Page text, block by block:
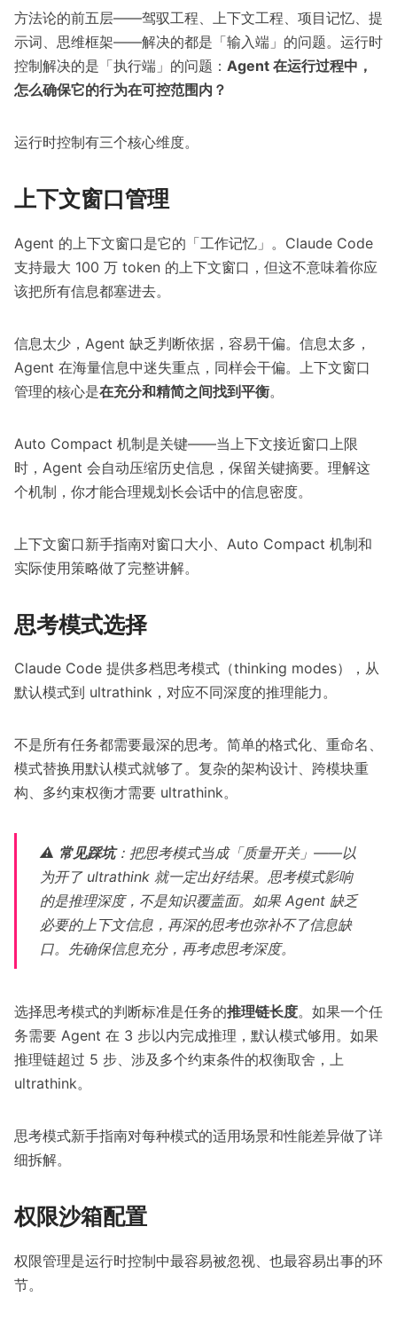
方法论的前五层——驾驭工程、上下文工程、项目记忆、提
示词、思维框架——解决的都是「输入端」的问题。运行时
控制解决的是「执行端」的问题： Agent 在运行过程中，
怎么确保它的行为在可控范围内？
运行时控制有三个核心维度。
上下文窗口管理
Agent 的上下文窗口是它的「工作记忆」。Claude Code
支持最大 100 万 token 的上下文窗口，但这不意味着你应
该把所有信息都塞进去。
信息太少，Agent 缺乏判断依据，容易干偏。信息太多，
Agent 在海量信息中迷失重点，同样会干偏。上下文窗口
管理的核心是在充分和精简之间找到平衡。
Auto Compact 机制是关键——当上下文接近窗口上限
时，Agent 会自动压缩历史信息，保留关键摘要。理解这
个机制，你才能合理规划长会话中的信息密度。
上下文窗口新手指南对窗口大小、Auto Compact 机制和
实际使用策略做了完整讲解。
思考模式选择
Claude Code 提供多档思考模式（thinking modes），从
默认模式到 ultrathink，对应不同深度的推理能力。
不是所有任务都需要最深的思考。简单的格式化、重命名、
模式替换用默认模式就够了。复杂的架构设计、跨模块重
构、多约束权衡才需要 ultrathink。
⚠️ 常见踩坑：把思考模式当成「质量开关」——以
为开了 ultrathink 就一定出好结果。思考模式影响
的是推理深度，不是知识覆盖面。如果 Agent 缺乏
必要的上下文信息，再深的思考也弥补不了信息缺
口。先确保信息充分，再考虑思考深度。
选择思考模式的判断标准是任务的推理链长度。如果一个任
务需要 Agent 在 3 步以内完成推理，默认模式够用。如果
推理链超过 5 步、涉及多个约束条件的权衡取舍，上
ultrathink。
思考模式新手指南对每种模式的适用场景和性能差异做了详
细拆解。
权限沙箱配置
权限管理是运行时控制中最容易被忽视、也最容易出事的环
节。